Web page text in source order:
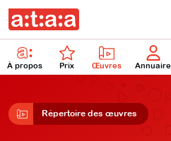
À propos Prix Œuvres Annuaire
Répertoire des œuvres